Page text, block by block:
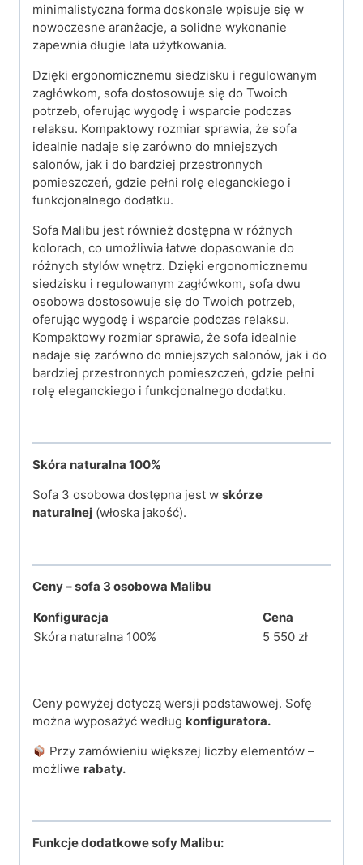
minimalistyczna forma doskonale wpisuje się w
nowoczesne aranżacje, a solidne wykonanie
zapewnia długie lata użytkowania.
Dzięki ergonomicznemu siedzisku i regulowanym
zagłówkom, sofa dostosowuje się do Twoich
potrzeb, oferując wygodę i wsparcie podczas
relaksu. Kompaktowy rozmiar sprawia, że sofa
idealnie nadaje się zarówno do mniejszych
salonów, jak i do bardziej przestronnych
pomieszczeń, gdzie pełni rolę eleganckiego i
funkcjonalnego dodatku.
Sofa Malibu jest również dostępna w różnych
kolorach, co umożliwia łatwe dopasowanie do
różnych stylów wnętrz. Dzięki ergonomicznemu
siedzisku i regulowanym zagłówkom, sofa dwu
osobowa dostosowuje się do Twoich potrzeb,
oferując wygodę i wsparcie podczas relaksu.
Kompaktowy rozmiar sprawia, że sofa idealnie
nadaje się zarówno do mniejszych salonów, jak i do
bardziej przestronnych pomieszczeń, gdzie pełni
rolę eleganckiego i funkcjonalnego dodatku.
Skóra naturalna 100%
Sofa 3 osobowa dostępna jest w skórze
naturalnej (włoska jakość).
Ceny – sofa 3 osobowa Malibu
Konfiguracja
Cena
Skóra naturalna 100%
5 550 zł
Ceny powyżej dotyczą wersji podstawowej. Sofę
można wyposażyć według konfiguratora.
Przy zamówieniu większej liczby elementów –
możliwe rabaty.
Funkcje dodatkowe sofy Malibu: